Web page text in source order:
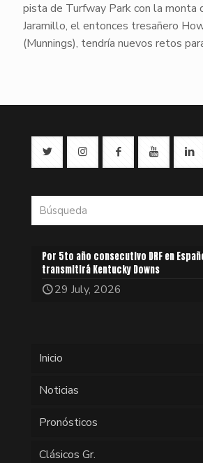
pista de Turfway Park con la monta
Jaramillo, el entonces tresañero
(Munnings), tendría nuevos retos
Por 5to año consecutivo DRF en
transmitirá Kentucky Downs
29 July, 2026
Inicio
Noticias
Pronósticos
Clásicos Gr.